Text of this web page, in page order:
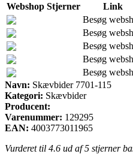
Webshop Stjerner
Link
Besøg
Besøg
Besøg
Besøg
Besøg
Navn: Skævbider 7701-115
Kategori: Skævbider
Producent:
Varenummer: 129295
EAN: 4003773011965
Vurderet til 4.6 ud af 5 stjerner